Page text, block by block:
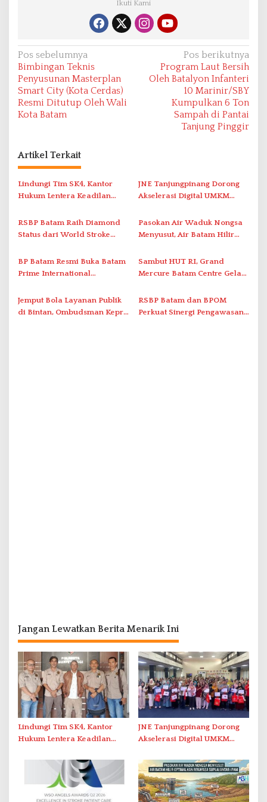
Ikuti Kami
N
a
v
i
s
i
p
s
Pos sebelumnya
Bimbingan Teknis
Penyusunan Masterplan
Smart City (Kota Cerdas)
Resmi Ditutup Oleh Wali
Kota Batam
Pos berikutnya
Program Laut Bersih
Oleh Batalyon Infanteri
10 Marinir/SBY
Kumpulkan 6 Ton
Sampah di Pantai
Tanjung Pinggir
Artikel Terkait
Lindungi Tim SK4, Kantor
Hukum Lentera Keadilan
Perlawanan ke Petugas di
Bukik Batarah
JNE Tanjungpinang Dorong
Akselerasi Digital UMKM
2026
RSBP Batam Raih Diamond
Status dari World Stroke
Penanganan Stroke
Berstandar Internasional
Pasokan Air Waduk Nongsa
Menyusut, Air Batam Hilir
Antar-IPAM
BP Batam Resmi Buka Batam
Prime International
2026 di Stadion Temenggung
Abdul Jamal
Sambut HUT RI, Grand
Mercure Batam Centre Gelar
Nusantara’
Jemput Bola Layanan Publik
di Bintan, Ombudsman Kepri
RSBP Batam dan BPOM
Perkuat Sinergi Pengawasan
Jangan Lewatkan Berita Menarik Ini
Lindungi Tim SK4, Kantor
Hukum Lentera Keadilan
Perlawanan ke Petugas di
Bukik Batarah
JNE Tanjungpinang Dorong
Akselerasi Digital UMKM
2026